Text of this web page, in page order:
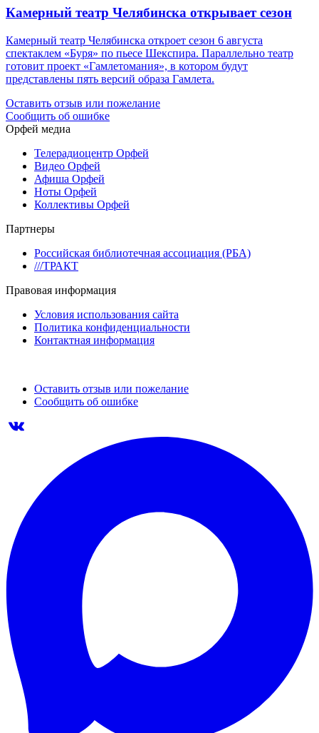
Камерный театр Челябинска открывает сезон
Камерный театр Челябинска откроет сезон 6 августа
спектаклем «Буря» по пьесе Шекспира. Параллельно театр
готовит проект «Гамлетомания», в котором будут
представлены пять версий образа Гамлета.
Оставить отзыв или пожелание
Сообщить об ошибке
Орфей медиа
Телерадиоцентр Орфей
Видео Орфей
Афиша Орфей
Ноты Орфей
Коллективы Орфей
Партнеры
Российская библиотечная ассоциация (РБА)
///ТРАКТ
Правовая информация
Условия использования сайта
Политика конфиденциальности
Контактная информация
Оставить отзыв или пожелание
Сообщить об ошибке